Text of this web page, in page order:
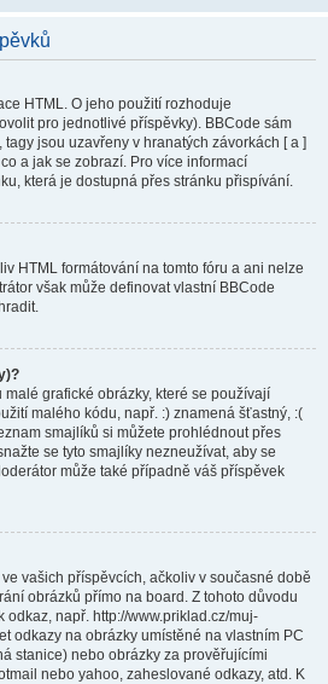
HTML. O jeho použití rozhoduje
pro jednotlivé příspěvky). BBCode sám
jsou uzavřeny v hranatých závorkách [ a ]
a jak se zobrazí. Pro více informací
která je dostupná přes stránku přispívání.
HTML formátování na tomto fóru a ani nelze
však může definovat vlastní BBCode
grafické obrázky, které se používají
malého kódu, např. :) znamená šťastný, :(
smajlíků si můžete prohlédnout přes
se tyto smajlíky nezneužívat, aby se
může také případně váš příspěvek
vašich příspěvcích, ačkoliv v současné době
obrázků přímo na board. Z tohoto důvodu
odkaz, např. http://www.priklad.cz/muj-
odkazy na obrázky umístěné na vlastním PC
stanice) nebo obrázky za prověřujícími
nebo yahoo, zaheslované odkazy, atd. K